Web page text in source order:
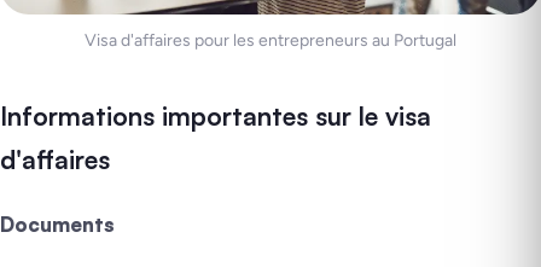
Visa d'affaires pour les entrepreneurs au Portugal
Informations importantes sur le visa
d'affaires
Documents